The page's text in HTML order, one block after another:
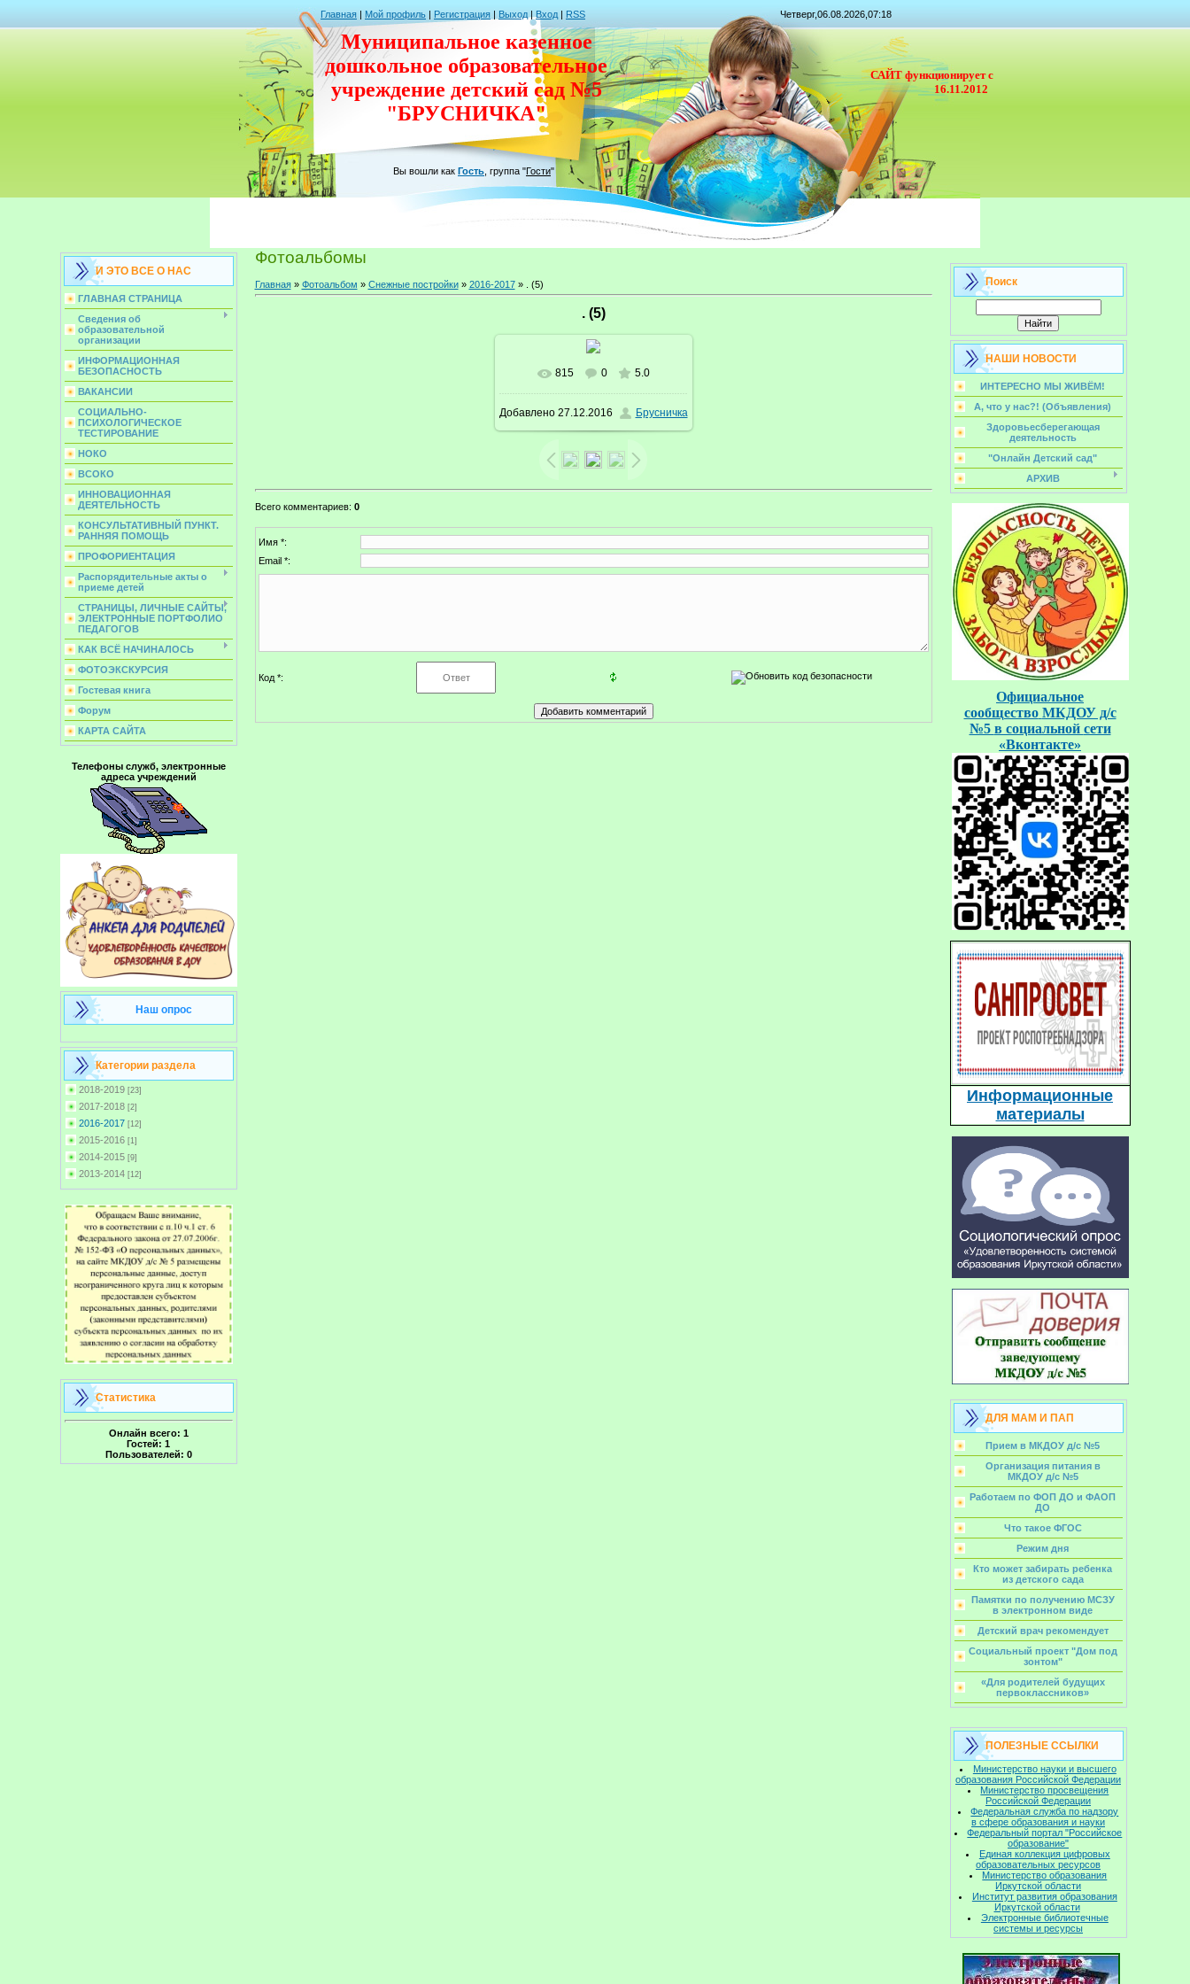
Главная | Мой профиль | Регистрация | Выход | Вход | RSS Четверг,06.08.2026,07:18
Муниципальное казенное
дошкольное образовательное
учреждение детский сад №5
"БРУСНИЧКА"
САЙТ функционирует с
16.11.2012
Вы вошли как Гость группа "Гости"
И ЭТО ВСЕ О НАС
ГЛАВНАЯ СТРАНИЦА
Сведения об
образовательной
организации
ИНФОРМАЦИОННАЯ
БЕЗОПАСНОСТЬ
ВАКАНСИИ
СОЦИАЛЬНО-
ПСИХОЛОГИЧЕСКОЕ
ТЕСТИРОВАНИЕ
НОКО
ВСОКО
ИННОВАЦИОННАЯ
ДЕЯТЕЛЬНОСТЬ
КОНСУЛЬТАТИВНЫЙ ПУНКТ.
РАННЯЯ ПОМОЩЬ
ПРОФОРИЕНТАЦИЯ
Распорядительные акты о
приеме детей
СТРАНИЦЫ, ЛИЧНЫЕ САЙТЫ,
ЭЛЕКТРОННЫЕ ПОРТФОЛИО
ПЕДАГОГОВ
КАК ВСЁ НАЧИНАЛОСЬ
ФОТОЭКСКУРСИЯ
Гостевая книга
Форум
КАРТА САЙТА
Телефоны служб, электронные
адреса учреждений
Наш опрос
Категории раздела
2018-2019 [23]
2017-2018 [2]
2016-2017 [12]
2015-2016 [1]
2014-2015 [9]
2013-2014 [12]
Статистика
Онлайн всего: 1
Гостей: 1
Пользователей: 0
Фотоальбомы
Главная» Фотоальбом » Снежные постройки» 2016-2017» . (5)
. (5)
В реальном размере 1024x576
/ 114.1Kb
815 0 5.0
Добавлено27.12.2016 Брусничка
Всего комментариев: 0
Имя *:
Email *:
Код *:
Поиск
НАШИ НОВОСТИ
ИНТЕРЕСНО МЫ ЖИВЁМ!
А, что у нас?! (Объявления)
Здоровьесберегающая
деятельность
"Онлайн Детский сад"
АРХИВ
Официальное
сообщество МКДОУ д/с
№5 в социальной сети
«Вконтакте»
Информационные
материалы
ДЛЯ МАМ И ПАП
Прием в МКДОУ д/с №5
Организация питания в
МКДОУ д/с №5
Работаем по ФОП ДО и ФАОП
ДО
Что такое ФГОС
Режим дня
Кто может забирать ребенка
из детского сада
Памятки по получению МСЗУ
в электронном виде
Детский врач рекомендует
Социальный проект "Дом под
зонтом"
«Для родителей будущих
первоклассников»
ПОЛЕЗНЫЕ ССЫЛКИ
Министерство науки и высшего
образования Российской Федерации
Министерство просвещения
Российской Федерации
Федеральная служба по надзору
в сфере образования и науки
Федеральный портал "Российское
образование"
Единая коллекция цифровых
образовательных ресурсов
Министерство образования
Иркутской области
Институт развития образования
Иркутской области
Электронные библиотечные
системы и ресурсы